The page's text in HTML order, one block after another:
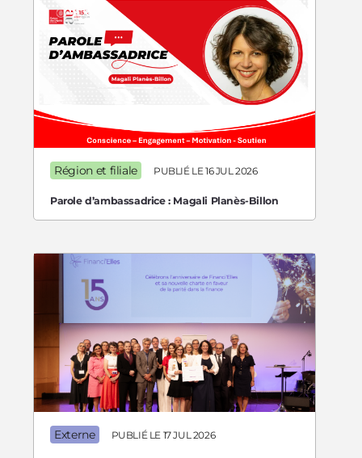
Parole d’ambassadrice : Magali Planès-Billon
Région et filiale PUBLIÉ LE 16 JUL 2026
Externe PUBLIÉ LE 17 JUL 2026